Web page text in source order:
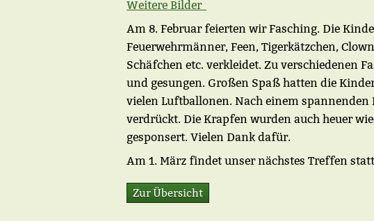
Weitere Bilder
Am 8. Februar feierten wir Fasching. Die
Feuerwehrmänner, Feen, Tigerkätzchen,
Schäfchen etc. verkleidet. Zu verschiedenen
und gesungen. Großen Spaß hatten die
vielen Luftballonen. Nach einem spannenden
verdrückt. Die Krapfen wurden auch heuer
gesponsert. Vielen Dank dafür.
Am 1. März findet unser nächstes Treffen
Zur Übersicht